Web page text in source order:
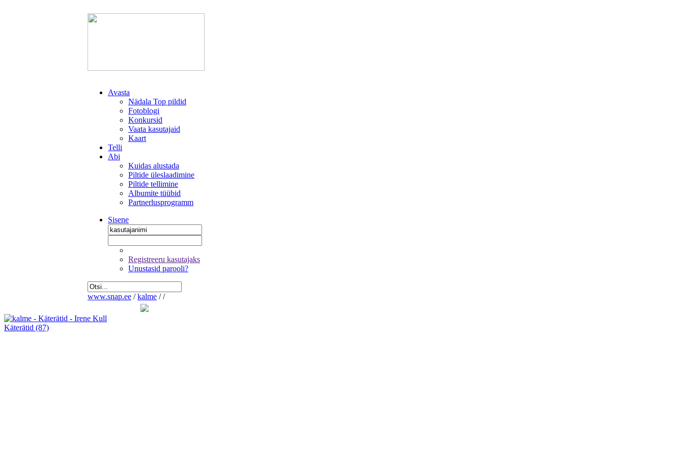
Avasta
Nädala Top pildid
Fotoblogi
Konkursid
Vaata kasutajaid
Kaart
Telli
Abi
Kuidas alustada
Piltide üleslaadimine
Piltide tellimine
Albumite tüübid
Partnerlusprogramm
Sisene
Registreeru kasutajaks
Unustasid parooli?
www.snap.ee / kalme / /
Käterätid (87)